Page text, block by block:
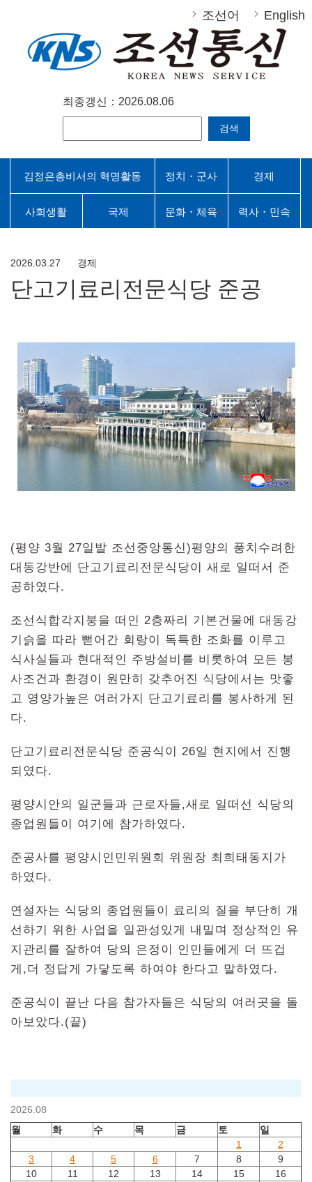
조선어 English
최종갱신：2026.08.06
검색
김정은총비서의 혁명활동 정치・군사 경제
사회생활 국제 문화・체육 력사・민속
2026.03.27 경제
단고기료리전문식당 준공
(평양 3월 27일발 조선중앙통신)평양의 풍치수려한
대동강반에 단고기료리전문식당이 새로 일떠서 준
공하였다.
조선식합각지붕을 떠인 2층짜리 기본건물에 대동강
기슭을 따라 뻗어간 회랑이 독특한 조화를 이루고
식사실들과 현대적인 주방설비를 비롯하여 모든 봉
사조건과 환경이 원만히 갖추어진 식당에서는 맛좋
고 영양가높은 여러가지 단고기료리를 봉사하게 된
다.
단고기료리전문식당 준공식이 26일 현지에서 진행
되였다.
평양시안의 일군들과 근로자들,새로 일떠선 식당의
종업원들이 여기에 참가하였다.
준공사를 평양시인민위원회 위원장 최희태동지가
하였다.
연설자는 식당의 종업원들이 료리의 질을 부단히 개
선하기 위한 사업을 일관성있게 내밀며 정상적인 유
지관리를 잘하여 당의 은정이 인민들에게 더 뜨겁
게,더 정답게 가닿도록 하여야 한다고 말하였다.
준공식이 끝난 다음 참가자들은 식당의 여러곳을 돌
아보았다.(끝)
2026.08
월
화 수 목 금 토
일
1
2
3
4 5 6 7 8
9
10
11 12 13 14 15
16